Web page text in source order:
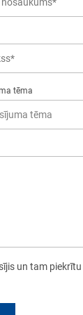
tēma
tēma
un tam piekrītu